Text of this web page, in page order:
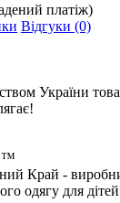
платіж)
Відгуки (0)
України
™
Край -
одягу для